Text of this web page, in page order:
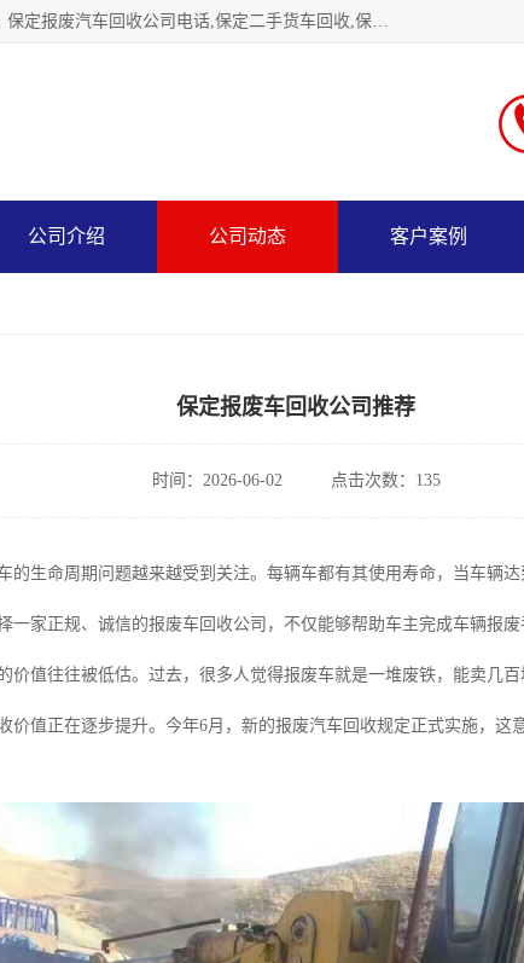
保定辉领再生资源回收有限公司主要经营保定旧车回收，保定报废汽车回收，保定报废汽车回收公司电话,保定二手货车回收,保定黄标车回收, 保定黄标车回收，保定哪里收报废车，保定废旧汽车回收，保定汽车报废手续办理，保定汽车解体厂。将通过采取区域限行促进淘汰、经济补助激励新、加大上路*法处罚、加强达标排放监管等综合措施，对老旧机动车逐步实行末位淘汰，加快老旧机动车淘汰新
公司介绍 公司动态 客户案例
保定报废车回收公司推荐
时间：2026-06-02 点击次数：135
的生命周期问题越来越受到关注。每辆车都有其使用寿命，当车辆
一家正规、诚信的报废车回收公司，不仅能够帮助车主完成车辆报废
价值往往被低估。过去，很多人觉得报废车就是一堆废铁，能卖几
价值正在逐步提升。今年6月，新的报废汽车回收规定正式实施，这